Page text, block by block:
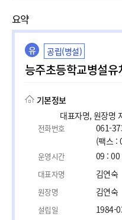
요약
유 공립(병설)
능주초등학교병설유
기본정보
대표자명, 원장명
전화번호
061-
(팩스 :
운영시간 09 : 00
대표자명 김연숙
원장명 김연숙
설립일 1984-